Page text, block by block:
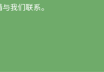
我们联系。